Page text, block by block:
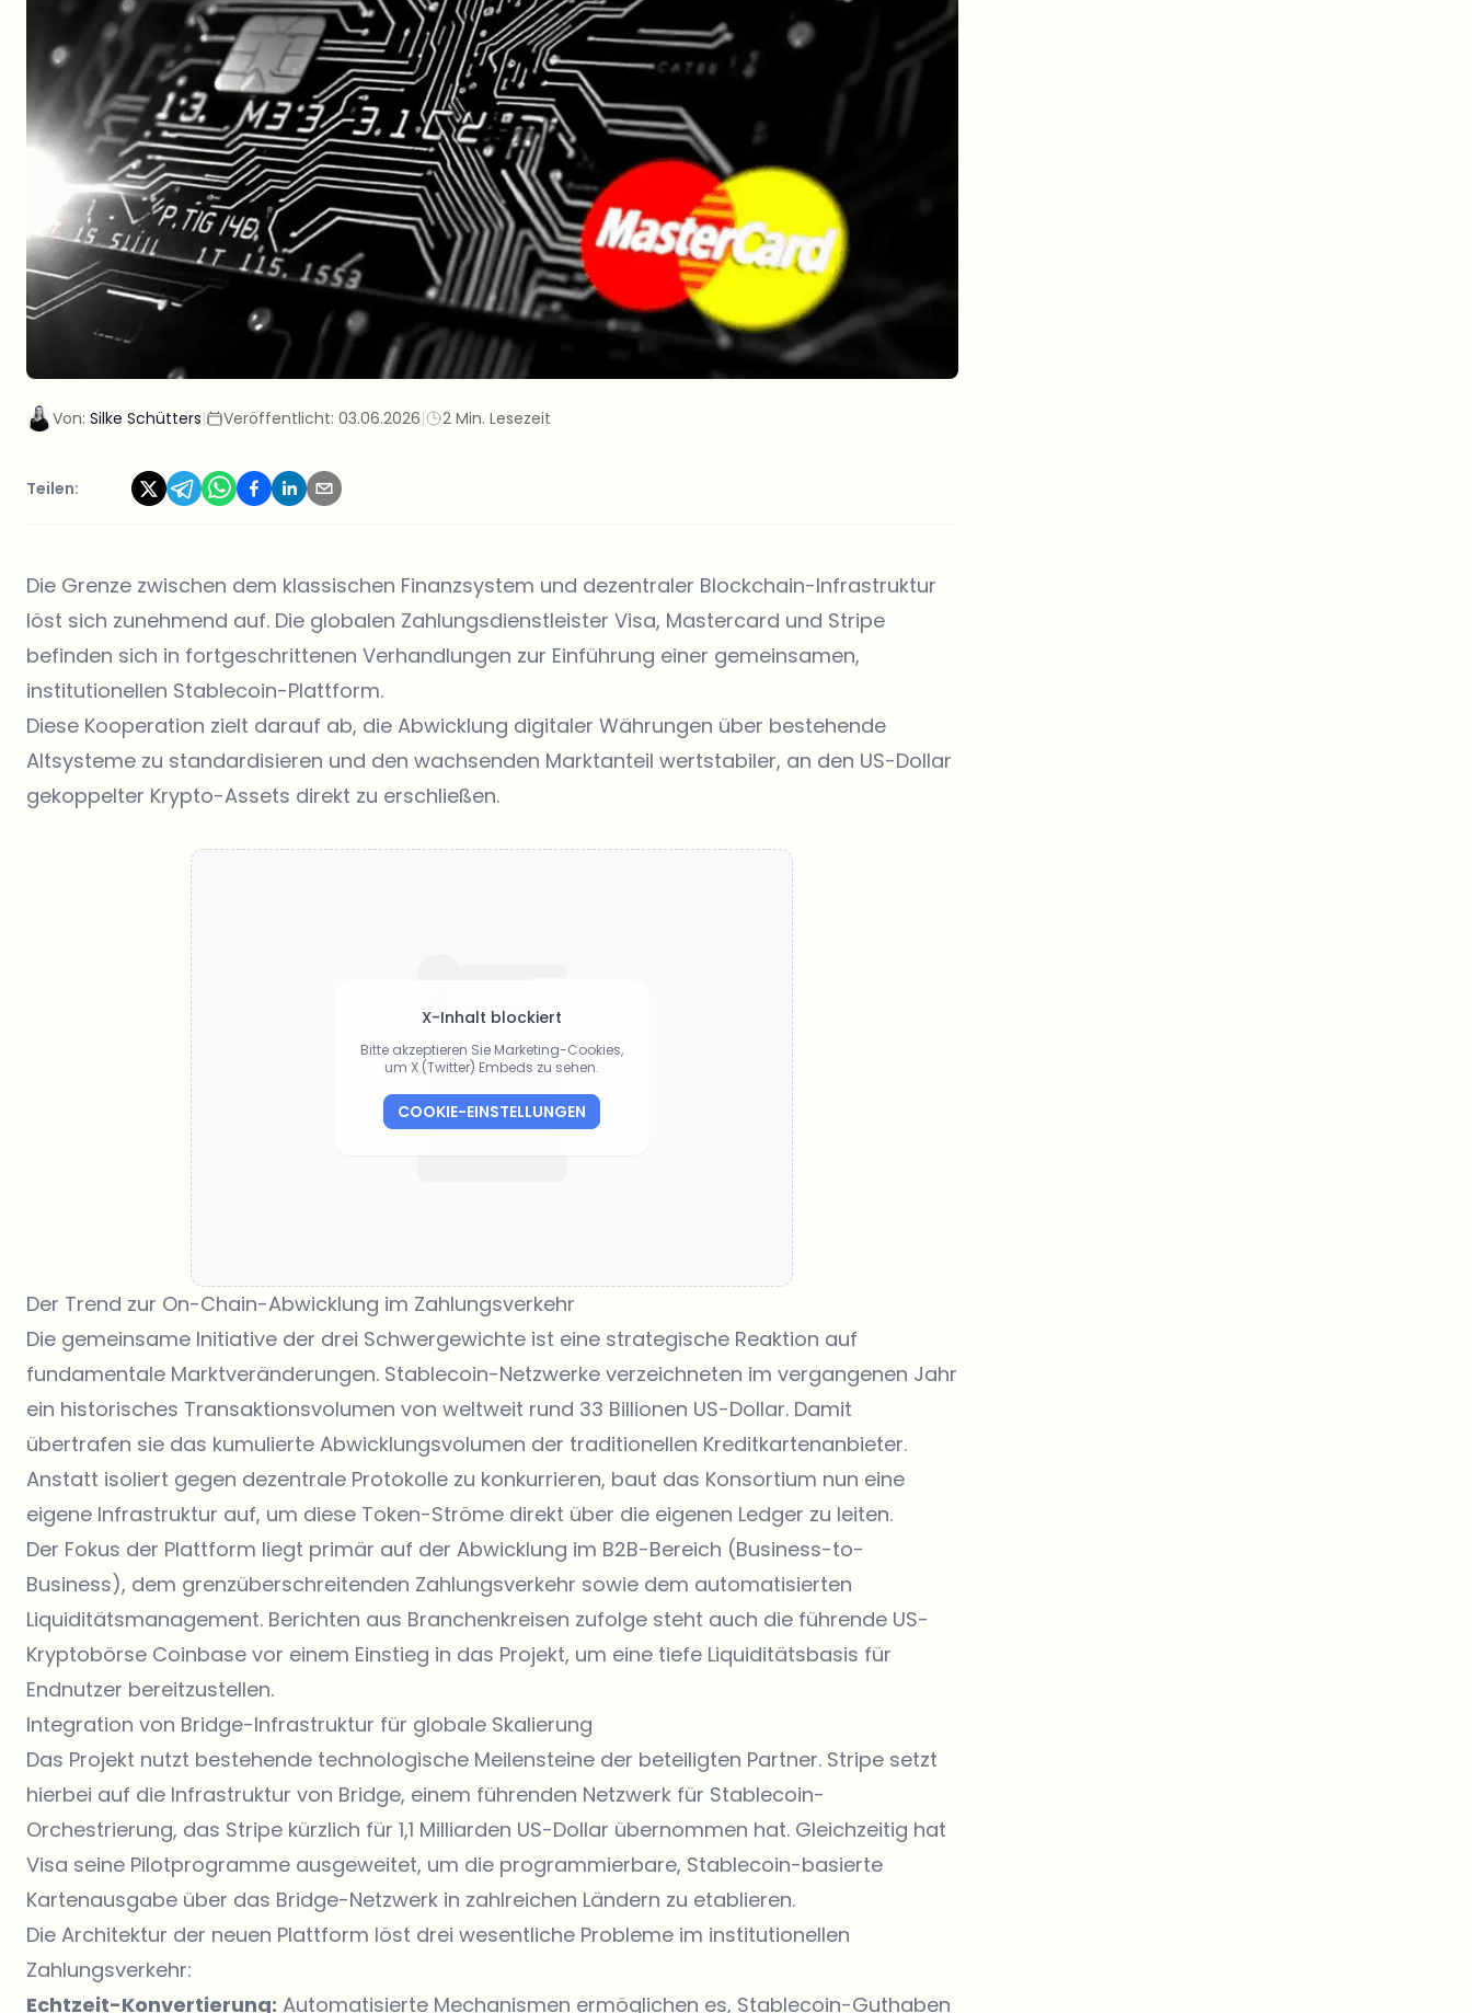
Von: Silke Schütters| Veröffentlicht: 03.06.2026| 2 Min. Lesezeit
Teilen:
Die Grenze zwischen dem klassischen Finanzsystem und dezentraler Blockchain-Infrastruktur
löst sich zunehmend auf. Die globalen Zahlungsdienstleister Visa, Mastercard und Stripe
befinden sich in fortgeschrittenen Verhandlungen zur Einführung einer gemeinsamen,
institutionellen Stablecoin-Plattform.
Diese Kooperation zielt darauf ab, die Abwicklung digitaler Währungen über bestehende
Altsysteme zu standardisieren und den wachsenden Marktanteil wertstabiler, an den US-Dollar
gekoppelter Krypto-Assets direkt zu erschließen.
X-Inhalt blockiert
Bitte akzeptieren Sie Marketing-Cookies,
um X (Twitter) Embeds zu sehen.
COOKIE-EINSTELLUNGEN
Der Trend zur On-Chain-Abwicklung im Zahlungsverkehr
Die gemeinsame Initiative der drei Schwergewichte ist eine strategische Reaktion auf
fundamentale Marktveränderungen. Stablecoin-Netzwerke verzeichneten im vergangenen Jahr
ein historisches Transaktionsvolumen von weltweit rund 33 Billionen US-Dollar. Damit
übertrafen sie das kumulierte Abwicklungsvolumen der traditionellen Kreditkartenanbieter.
Anstatt isoliert gegen dezentrale Protokolle zu konkurrieren, baut das Konsortium nun eine
eigene Infrastruktur auf, um diese Token-Ströme direkt über die eigenen Ledger zu leiten.
Der Fokus der Plattform liegt primär auf der Abwicklung im B2B-Bereich (Business-to-
Business), dem grenzüberschreitenden Zahlungsverkehr sowie dem automatisierten
Liquiditätsmanagement. Berichten aus Branchenkreisen zufolge steht auch die führende US-
Kryptobörse Coinbase vor einem Einstieg in das Projekt, um eine tiefe Liquiditätsbasis für
Endnutzer bereitzustellen.
Integration von Bridge-Infrastruktur für globale Skalierung
Das Projekt nutzt bestehende technologische Meilensteine der beteiligten Partner. Stripe setzt
hierbei auf die Infrastruktur von Bridge, einem führenden Netzwerk für Stablecoin-
Orchestrierung, das Stripe kürzlich für 1,1 Milliarden US-Dollar übernommen hat. Gleichzeitig hat
Visa seine Pilotprogramme ausgeweitet, um die programmierbare, Stablecoin-basierte
Kartenausgabe über das Bridge-Netzwerk in zahlreichen Ländern zu etablieren.
Die Architektur der neuen Plattform löst drei wesentliche Probleme im institutionellen
Zahlungsverkehr:
Echtzeit-Konvertierung: Automatisierte Mechanismen ermöglichen es, Stablecoin-Guthaben